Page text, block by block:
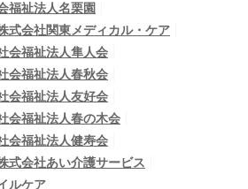
福祉法人名栗園
式会社関東メディカル・ケア
会福祉法人隼人会
会福祉法人春秋会
会福祉法人友好会
会福祉法人春の木会
会福祉法人健寿会
式会社あい介護サービス
ルケア